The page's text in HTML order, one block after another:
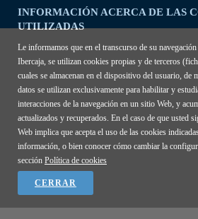
INFORMACIÓN ACERCA DE LAS
UTILIZADAS
Le informamos que en el transcurso de su
Ibercaja, se utilizan cookies propias y de terceros
cuales se almacenan en el dispositivo del usuario, de
datos se utilizan exclusivamente para habilitar y
interacciones de la navegación en un sitio Web, y
actualizados y recuperados. En el caso de que usted
Web implica que acepta el uso de las cookies
información, o bien conocer cómo cambiar la
sección Política de cookies
CERRAR